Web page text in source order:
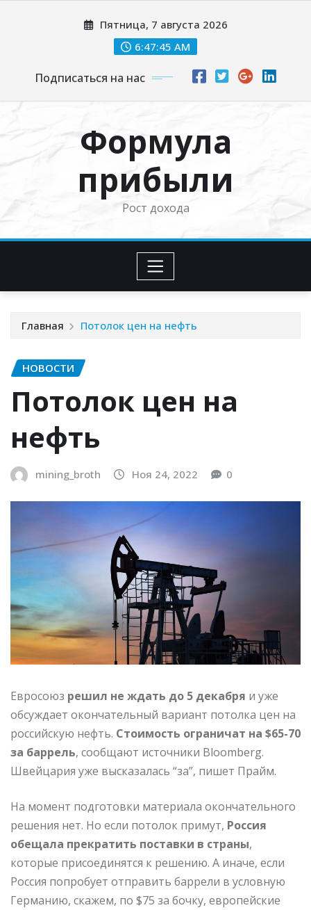
Пятница, 7 августа 2026
6:47:47 AM
Подписаться на нас
Формула
прибыли
Рост дохода
Главная Потолок цен на нефть
НОВОСТИ
Потолок цен на
нефть
mining_broth Ноя 24, 2022 0
Евросоюз решил не ждать до 5 декабря и уже
обсуждает окончательный вариант потолка цен на
российскую нефть. Стоимость ограничат на $65-70
за баррель, сообщают источники Bloomberg.
Швейцария уже высказалась “за”, пишет Прайм.
На момент подготовки материала окончательного
решения нет. Но если потолок примут, Россия
обещала прекратить поставки в страны,
которые присоединятся к решению. А иначе, если
Россия попробует отправить баррели в условную
Германию, скажем, по $75 за бочку, европейские